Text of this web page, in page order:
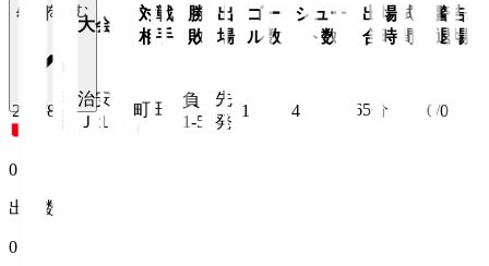
年月
大会
対戦
相手
勝
敗
出
場
ゴー
ル数
シュー
ト数
出場試
合時間
警告/
退場
26/8/8
明治安
田Ｊ１
町田
負
1-5
先
発
1 4 65分 0/0
続きを読む
0
出場数
0